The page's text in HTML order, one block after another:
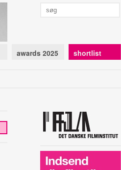
awards 2025 shortlist